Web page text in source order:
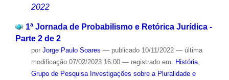
2022
1ª Jornada de Probabilismo e Retórica Jurídica -
Parte 2 de 2
por Jorge Paulo Soares — publicado10/11/2022 — última
modificação07/02/2023 16:00 — registrado em: História,
Grupo de Pesquisa Investigações sobre a Pluralidade e